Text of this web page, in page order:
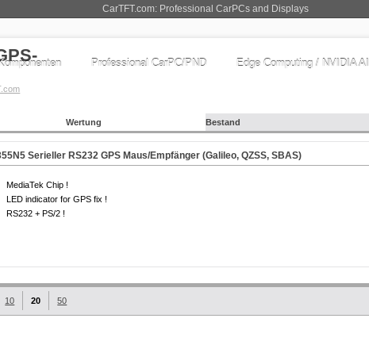
CarTFT.com: Professional CarPCs and Displays
Professional CarPC/PND Edge Computing / NVIDIA AI
Wertung Bestand
Serieller RS232 GPS Maus/Empfänger (Galileo, QZSS, SBAS)
MediaTek Chip !
LED indicator for GPS fix !
RS232 + PS/2 !
10 20 50